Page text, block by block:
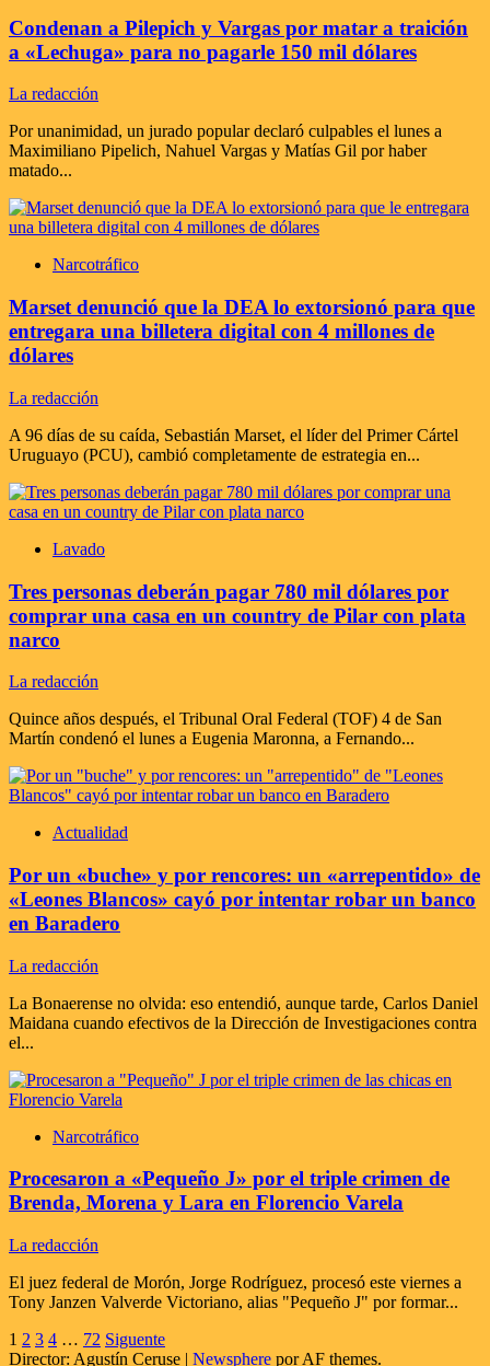
Condenan a Pilepich y Vargas por matar a traición
a «Lechuga» para no pagarle 150 mil dólares
La redacción
Por unanimidad, un jurado popular declaró culpables el lunes a
Maximiliano Pipelich, Nahuel Vargas y Matías Gil por haber
matado...
Narcotráfico
Marset denunció que la DEA lo extorsionó para que
entregara una billetera digital con 4 millones de
dólares
La redacción
A 96 días de su caída, Sebastián Marset, el líder del Primer Cártel
Uruguayo (PCU), cambió completamente de estrategia en...
Lavado
Tres personas deberán pagar 780 mil dólares por
comprar una casa en un country de Pilar con plata
narco
La redacción
Quince años después, el Tribunal Oral Federal (TOF) 4 de San
Martín condenó el lunes a Eugenia Maronna, a Fernando...
Actualidad
Por un «buche» y por rencores: un «arrepentido» de
«Leones Blancos» cayó por intentar robar un banco
en Baradero
La redacción
La Bonaerense no olvida: eso entendió, aunque tarde, Carlos Daniel
Maidana cuando efectivos de la Dirección de Investigaciones contra
el...
Narcotráfico
Procesaron a «Pequeño J» por el triple crimen de
Brenda, Morena y Lara en Florencio Varela
La redacción
El juez federal de Morón, Jorge Rodríguez, procesó este viernes a
Tony Janzen Valverde Victoriano, alias "Pequeño J" por formar...
Paginación
1 2 3 4 … 72 Siguente
Director: Agustín Ceruse | Newsphere por AF themes.